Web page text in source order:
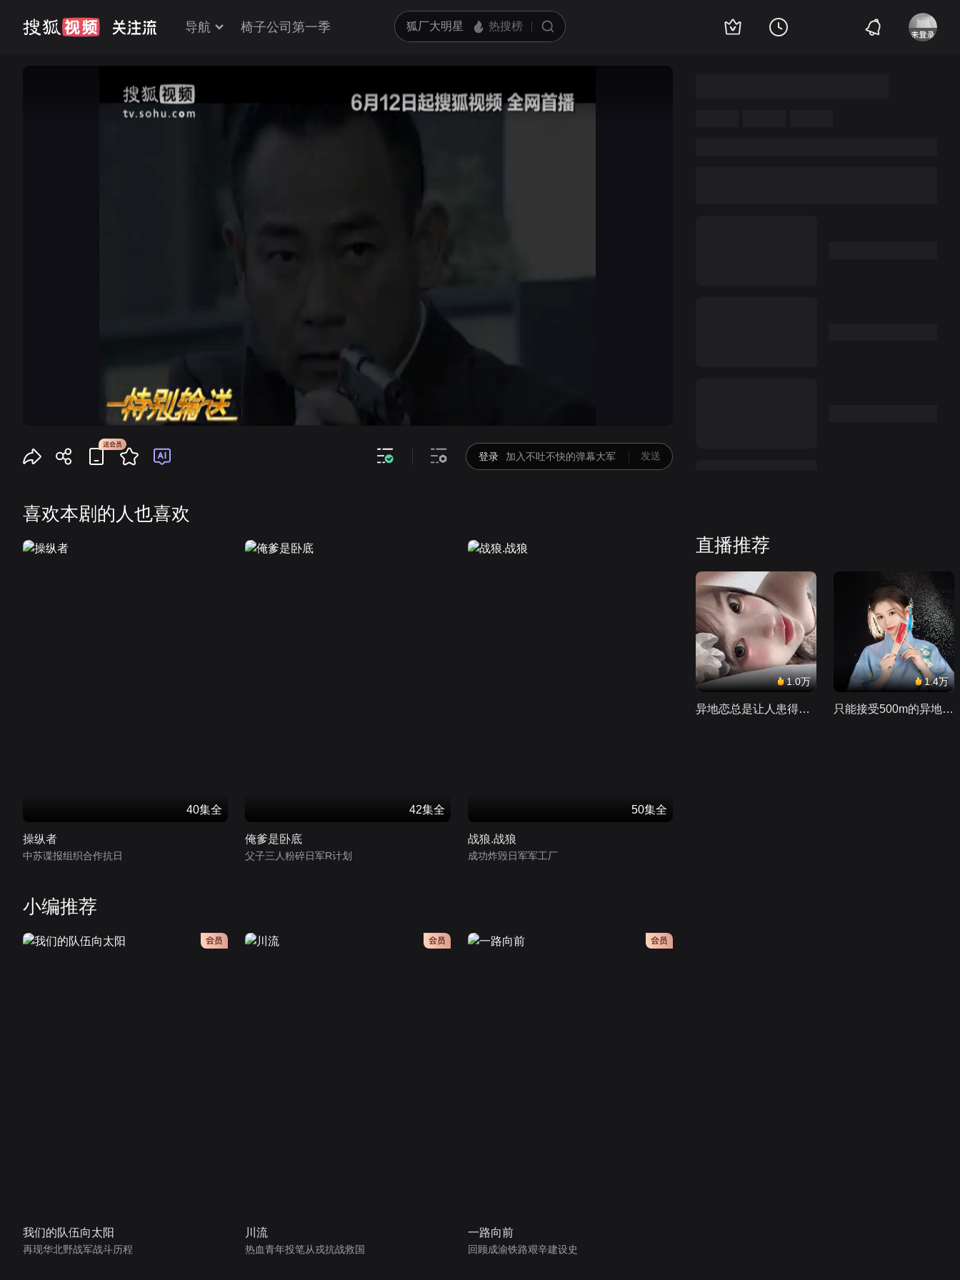
导航 椅子公司第一季
登录 加入不吐不快的弹幕大军 发送
喜欢本剧的人也喜欢
40集全
操纵者
中苏谍报组织合作抗日
42集全
俺爹是卧底
父子三人粉碎日军R计划
50集全
战狼.战狼
成功炸毁日军军工厂
小编推荐
会员
我们的队伍向太阳
再现华北野战军战斗历程
川流
热血青年投笔从戎抗战救国
会员
一路向前
回顾成渝铁路艰辛建设史
直播推荐
1.0万
异地恋总是让人患得患失。。。
1.4万
只能接受500m的异地恋，电动车没电了......